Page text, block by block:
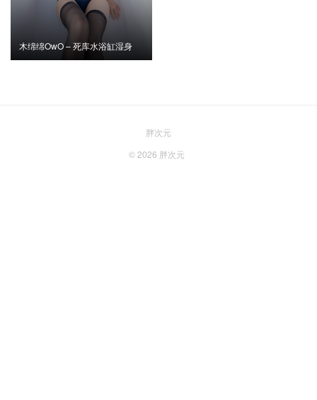
木绵绵OwO – 死库水浴缸湿身
胖次元
© 2026 胖次元